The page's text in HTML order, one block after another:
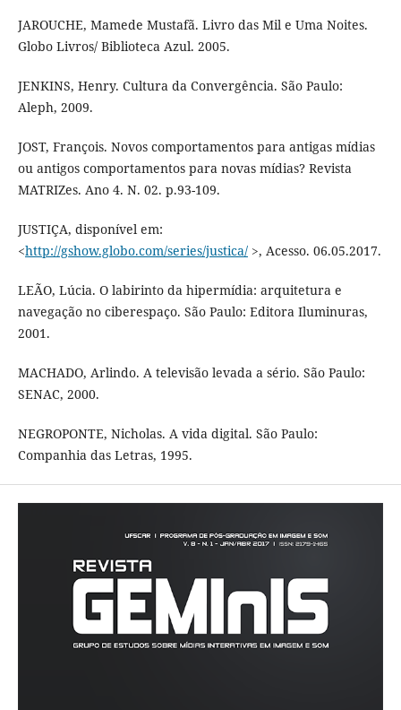
JAROUCHE, Mamede Mustafã. Livro das Mil e Uma Noites.
Globo Livros/ Biblioteca Azul. 2005.
JENKINS, Henry. Cultura da Convergência. São Paulo:
Aleph, 2009.
JOST, François. Novos comportamentos para antigas mídias
ou antigos comportamentos para novas mídias? Revista
MATRIZes. Ano 4. N. 02. p.93-109.
JUSTIÇA, disponível em:
<http://gshow.globo.com/series/justica/>, Acesso. 06.05.2017.
LEÃO, Lúcia. O labirinto da hipermídia: arquitetura e
navegação no ciberespaço. São Paulo: Editora Iluminuras,
2001.
MACHADO, Arlindo. A televisão levada a sério. São Paulo:
SENAC, 2000.
NEGROPONTE, Nicholas. A vida digital. São Paulo:
Companhia das Letras, 1995.